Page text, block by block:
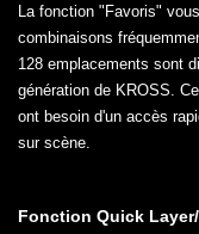
La fonction "Favoris"
combinaisons
128 emplacements sont
génération de KROSS.
ont besoin d'un accès
sur scène.
Fonction Quick